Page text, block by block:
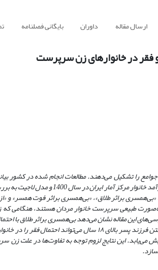
ارسال مقاله داوران بایگانی فصلنامه
در خانوارهای زن سرپرست
جوامع را تشکیل می‌دهند. مطالعات انجام شده در کشور
سرپرست خانوار است. در این پژوهش با استفاده از
براثر طلاق»، «بی‌همسری بر‌اثر فوت همسر» و
صورت طبیعی سرپرست خانوار مردان هستند، هنگامی که
های این مقاله نشانمیدهد بی‌همسری بر‌اثر طلاق با
بالای ۱۸ سال می تواند احتمال فقر را در
مییابد.این نتایج لزوم توجه به تفاوتها در علت زن
سازد.